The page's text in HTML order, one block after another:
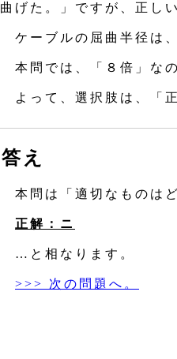
曲げた。」ですが、正し
ケーブルの屈曲半径は
本問では、「８倍」な
よって、選択肢は、「
答え
本問は「適切なものは
正解：ニ
…と相なります。
>>> 次の問題へ。